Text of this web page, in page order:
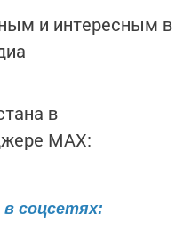
и интересным в
в
MАХ:
соцсетях: